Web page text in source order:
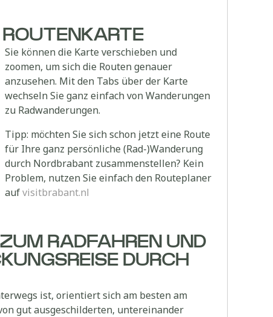
ROUTENKARTE
Sie können die Karte verschieben und
zoomen, um sich die Routen genauer
anzusehen. Mit den Tabs über der Karte
wechseln Sie ganz einfach von Wanderungen
zu Radwanderungen.
Tipp: möchten Sie sich schon jetzt eine Route
für Ihre ganz persönliche (Rad-)Wanderung
durch Nordbrabant zusammenstellen? Kein
Problem, nutzen Sie einfach den Routeplaner
aufvisitbrabant.nl
RADFAHREN UND
DURCH
ist, orientiert sich am besten am
gut ausgeschilderten, untereinander